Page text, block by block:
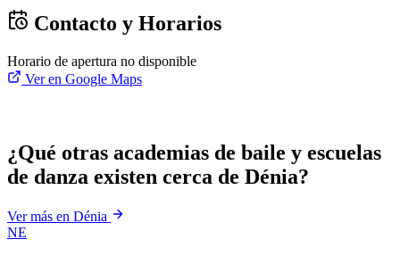
Contacto y Horarios
Horario de apertura no disponible
Ver en Google Maps
¿Qué otras academias de baile y escuelas
de danza existen cerca de Dénia?
Ver más en Dénia
NE